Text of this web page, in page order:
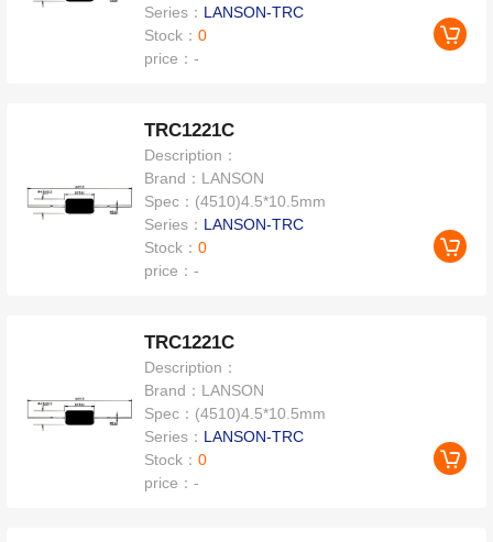
Series： LANSON-TRC
Stock：0
price：-
TRC1221C
Description：
Brand： LANSON
Spec： (4510)4.5*10.5mm
Series： LANSON-TRC
Stock：0
price：-
TRC1221C
Description：
Brand： LANSON
Spec： (4510)4.5*10.5mm
Series： LANSON-TRC
Stock：0
price：-